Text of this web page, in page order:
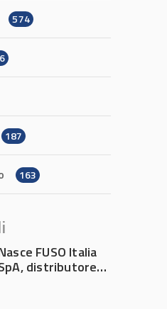
574
187
163
FUSO Italia
distributore